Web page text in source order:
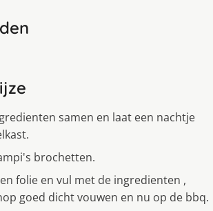
samen en laat een nachtje
brochetten.
folie en vul met de ingredienten ,
goed dicht vouwen en nu op de bbq.